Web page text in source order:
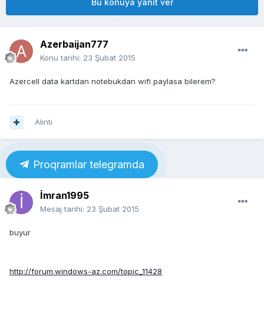
Bu konuya yanıt ver
Azerbaijan777
Konu tarihi: 23 Şubat 2015
Azercell data kartdan notebukdan wifi paylasa bilerem?
Alıntı
Proqramlar telegramda
İmran1995
Mesaj tarihi: 23 Şubat 2015
buyur
http://forum.windows-az.com/topic_11428